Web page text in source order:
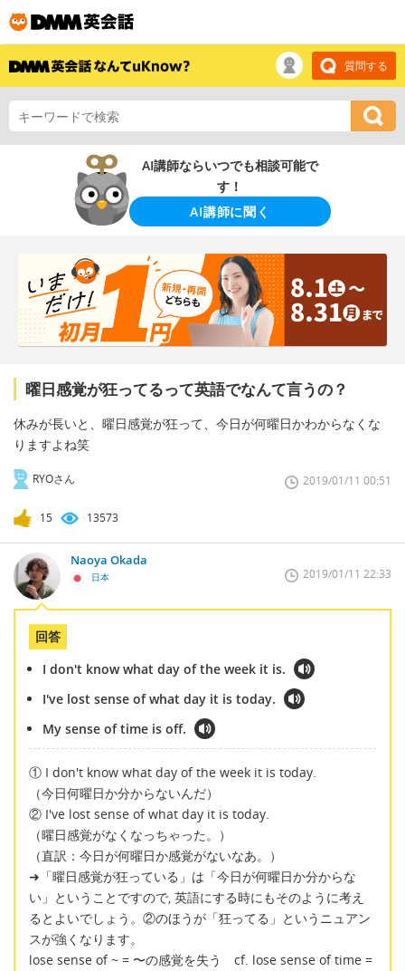
質問する
AI講師ならいつでも相談可能で
す！
AI講師に聞く
曜日感覚が狂ってるって英語でなんて言うの？
休みが長いと、曜日感覚が狂って、今日が何曜日かわからなくな
りますよね笑
RYOさん 2019/01/11 00:51
15 13573
Naoya Okada
日本 2019/01/11 22:33
回答
I don't know what day of the week it is.
I've lost sense of what day it is today.
My sense of time is off.
① I don't know what day of the week it is today.
（今日何曜日か分からないんだ）
② I've lost sense of what day it is today.
（曜日感覚がなくなっちゃった。）
（直訳：今日が何曜日か感覚がないなあ。）
➜「曜日感覚が狂っている」は「今日が何曜日か分からな
い」ということですので, 英語にする時にもそのように考え
るとよいでしょう。②のほうが「狂ってる」というニュアン
スが強くなります。
lose sense of ~ = 〜の感覚を失う cf. lose sense of time =